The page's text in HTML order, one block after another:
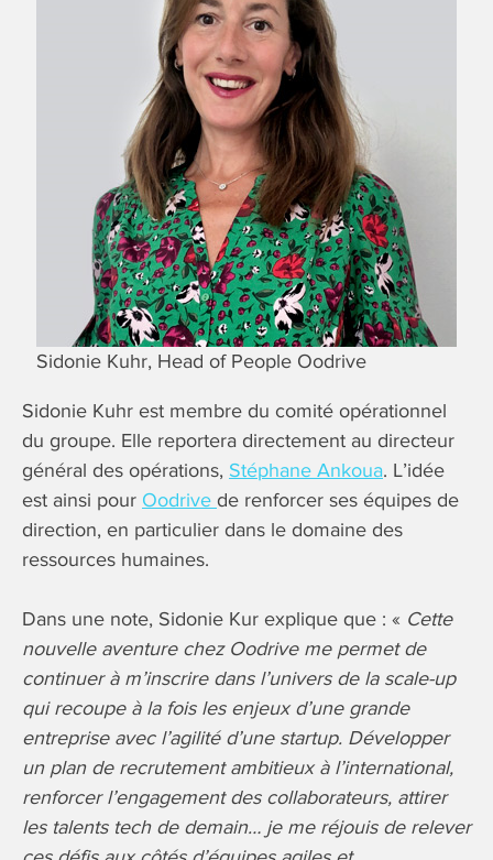
Sidonie Kuhr, Head of People Oodrive
Sidonie Kuhr est membre du comité opérationnel
du groupe. Elle reportera directement au directeur
général des opérations, Stéphane Ankoua. L’idée
est ainsi pour Oodrive de renforcer ses équipes de
direction, en particulier dans le domaine des
ressources humaines.
Dans une note, Sidonie Kur explique que : « Cette
nouvelle aventure chez Oodrive me permet de
continuer à m’inscrire dans l’univers de la scale-up
qui recoupe à la fois les enjeux d’une grande
entreprise avec l’agilité d’une startup. Développer
un plan de recrutement ambitieux à l’international,
renforcer l’engagement des collaborateurs, attirer
les talents tech de demain… je me réjouis de relever